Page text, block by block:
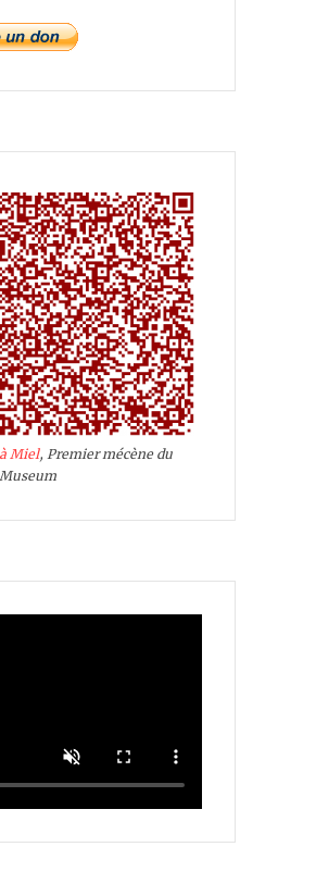
Miel, Premier mécène du